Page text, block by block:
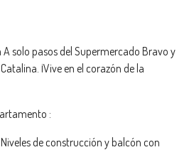
solo pasos del Supermercado Bravo y
¡Vive en el corazón de la
:
de construcción y balcón con